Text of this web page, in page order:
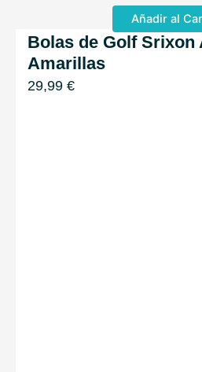
Añadir al
Bolas de Golf Srixon
Amarillas
29,99 €